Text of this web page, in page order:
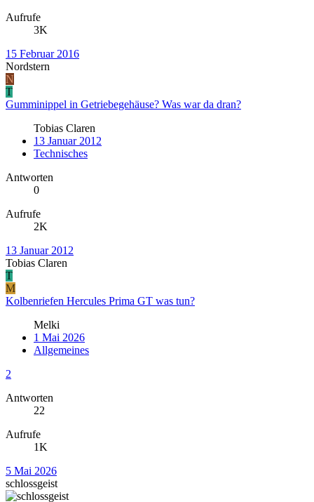
Aufrufe
3K
15 Februar 2016
Nordstern
N
T
Gumminippel in Getriebegehäuse? Was war da dran?
Tobias Claren
13 Januar 2012
Technisches
Antworten
0
Aufrufe
2K
13 Januar 2012
Tobias Claren
T
M
Kolbenriefen Hercules Prima GT was tun?
Melki
1 Mai 2026
Allgemeines
2
Antworten
22
Aufrufe
1K
5 Mai 2026
schlossgeist